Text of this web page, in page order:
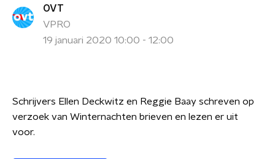
OVT
VPRO
19 januari 2020 10:00 - 12:00
Schrijvers Ellen Deckwitz en Reggie Baay schreven op
verzoek van Winternachten brieven en lezen er uit
voor.